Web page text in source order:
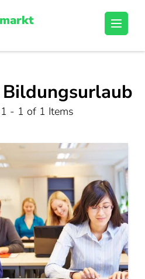
Bildungsurlaub
- 1 of 1 Items